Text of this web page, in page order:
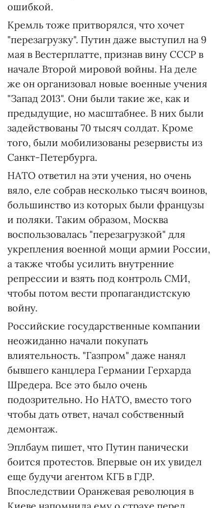
ошибкой.
Кремль тоже притворялся, что хочет
"перезагрузку". Путин даже выступил на 9
мая в Вестерплатте, признав вину СССР в
начале Второй мировой войны. На деле
же он организовал новые военные учения
"Запад 2013". Они были такие же, как и
предыдущие, но масштабнее. В них были
задействованы 70 тысяч солдат. Кроме
того, были мобилизованы резервисты из
Санкт-Петербурга.
НАТО ответил на эти учения, но очень
вяло, еле собрав несколько тысяч воинов,
большинство из которых были французы
и поляки. Таким образом, Москва
воспользовалась "перезагрузкой" для
укрепления военной мощи армии России,
а также чтобы усилить внутренние
репрессии и взять под контроль СМИ,
чтобы потом вести пропагандистскую
войну.
Российские государственные компании
неожиданно начали покупать
влиятельность. "Газпром" даже нанял
бывшего канцлера Германии Герхарда
Шредера. Все это было очень
подозрительно. Но НАТО, вместо того
чтобы дать ответ, начал собственный
демонтаж.
Эплбаум пишет, что Путин панически
боится протестов. Впервые он их увидел
еще будучи агентом КГБ в ГДР.
Впоследствии Оранжевая революция в